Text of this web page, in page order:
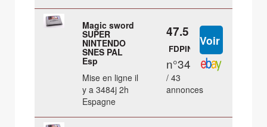
Magic sword
SUPER
NINTENDO
SNES PAL
Esp
Mise en ligne il
y a 3484j 2h
Espagne
47.5 €
FDPIN
n°34
/ 43
annonces